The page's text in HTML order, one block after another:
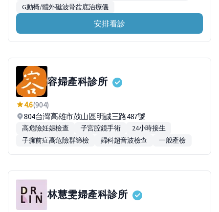
G動椅/體外磁波骨盆底治療儀
安排看診
容婦產科診所
4.6(904)
804台灣高雄市鼓山區明誠三路487號
高危險妊娠檢查 子宮腔鏡手術
24小時接生
子癲前症高危險群篩檢
婦科超音波檢查 一般產檢
林慧雯婦產科診所